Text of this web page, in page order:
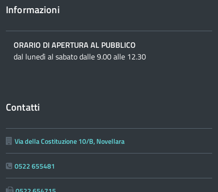
Informazioni
ORARIO DI APERTURA AL PUBBLICO
dal lunedì al sabato dalle 9.00 alle 12.30
Contatti
Via della Costituzione 10/B, Novellara
0522 655481